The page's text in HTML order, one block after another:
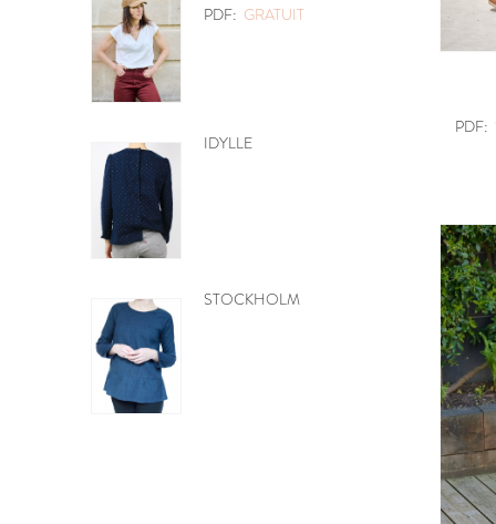
PDF:GRATUIT
MOBILE CŒURS
BE PRETTY
PDF: